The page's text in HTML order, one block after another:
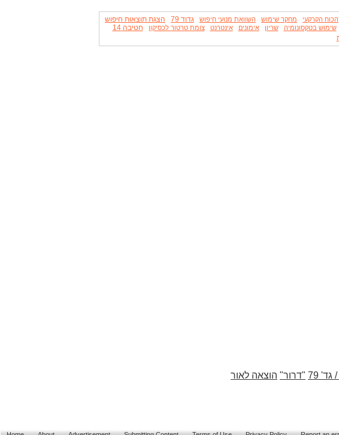
הכוח הקרקעי מחקר שימוש השוואת מנועי חיפוש גדוד 79 הצגת תוצאות חיפוש
שימוש בטקסונומיה שריון אימונים אינטרנט צומת טרטור לכסיקון חטיבה 14
79 "דרור" הוצאה לאור